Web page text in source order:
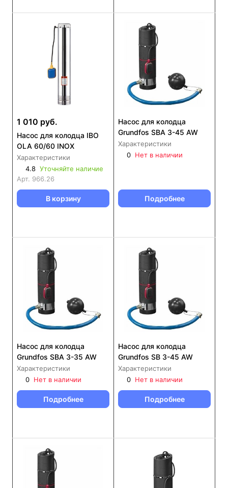
1 010 руб.
Насос для колодца IBO
OLA 60/60 INOX
Характеристики
4.8 Уточняйте наличие
Арт. 966.26
В корзину
Насос для колодца
Grundfos SBA 3-45 AW
Характеристики
0 Нет в наличии
Подробнее
Насос для колодца
Grundfos SBA 3-35 AW
Характеристики
0 Нет в наличии
Подробнее
Насос для колодца
Grundfos SB 3-45 AW
Характеристики
0 Нет в наличии
Подробнее